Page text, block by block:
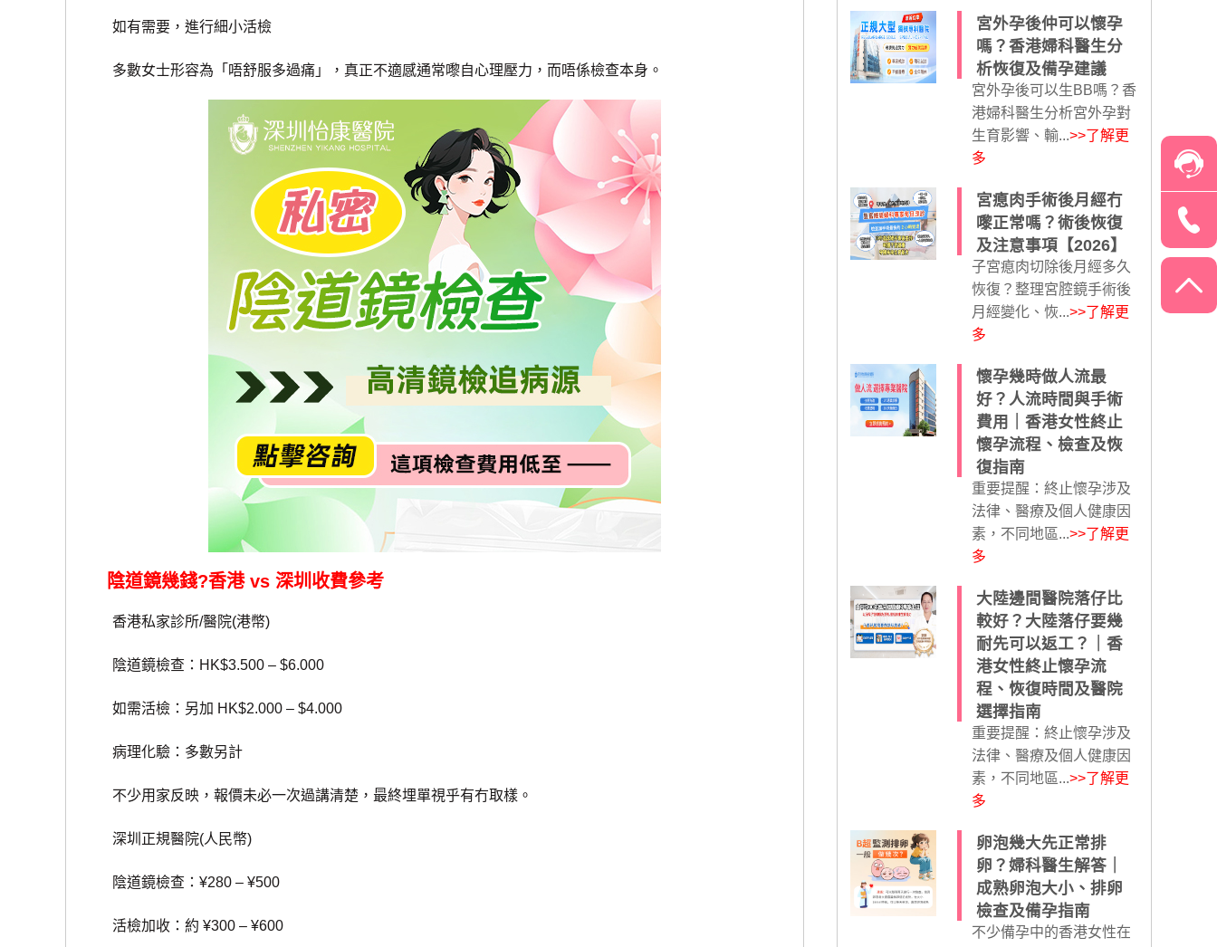
如有需要，進行細小活檢
多數女士形容為「唔舒服多過痛」，真正不適感通常嚟自心理壓力，而唔係檢查本身。
陰道鏡幾錢?香港 vs 深圳收費參考
香港私家診所/醫院(港幣)
陰道鏡檢查：HK$3.500 – $6.000
如需活檢：另加 HK$2.000 – $4.000
病理化驗：多數另計
不少用家反映，報價未必一次過講清楚，最終埋單視乎有冇取樣。
深圳正規醫院(人民幣)
陰道鏡檢查：¥280 – ¥500
活檢加收：約 ¥300 – ¥600
宮外孕後仲可以懷孕
嗎？香港婦科醫生分
析恢復及備孕建議
宮外孕後可以生BB嗎？香
港婦科醫生分析宮外孕對
生育影響、輸...>>了解更
多
宮瘜肉手術後月經冇
嚟正常嗎？術後恢復
及注意事項【2026】
子宮瘜肉切除後月經多久
恢復？整理宮腔鏡手術後
月經變化、恢...>>了解更
多
懷孕幾時做人流最
好？人流時間與手術
費用｜香港女性終止
懷孕流程、檢查及恢
復指南
重要提醒：終止懷孕涉及
法律、醫療及個人健康因
素，不同地區...>>了解更
多
大陸邊間醫院落仔比
較好？大陸落仔要幾
耐先可以返工？｜香
港女性終止懷孕流
程、恢復時間及醫院
選擇指南
重要提醒：終止懷孕涉及
法律、醫療及個人健康因
素，不同地區...>>了解更
多
卵泡幾大先正常排
卵？婦科醫生解答｜
成熟卵泡大小、排卵
檢查及備孕指南
不少備孕中的香港女性在